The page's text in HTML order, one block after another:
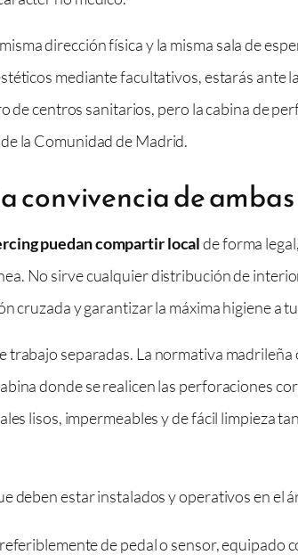
dirección física y la misma sala de
mediante facultativos, estarás ante
de centros sanitarios, pero la cabina de
la Comunidad de Madrid.
convivencia de
puedan compartir localde forma
No sirve cualquier distribución de
cruzada y garantizar la máxima higiene a
trabajo separadas. La normativa
donde se realicen las perforaciones
lisos, impermeables y de fácil limpieza
deben estar instalados y operativos en
de pedal o sensor,